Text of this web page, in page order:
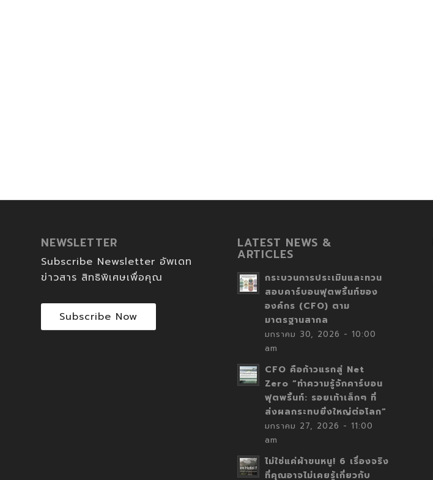
NEWSLETTER
Subscribe Newsletter อัพเดท
ข่าวสาร สิทธิพิเศษเพื่อคุณ
Subscribe Now
LATEST NEWS &
ARTICLES
กระบวนการประเมินและทวน
สอบคาร์บอนฟุตพริ้นท์ของ
องค์กร (CFO) ตาม
มาตรฐานสากล
มกราคม 30, 2026 - 10:00
am
CFO คือก้าวแรกสู่ Net
Zero “ทำความรู้จักคาร์บอน
ฟุตพริ้นท์: รอยเท้าเล็กๆ ที่
ส่งผลกระทบยิ่งใหญ่ต่อโลก”
มกราคม 27, 2026 - 11:00
am
ไม่ใช่แค่ผ้าขนหนู! 6 เรื่องจริง
ที่คุณอาจไม่เคยรู้เกี่ยวกับ